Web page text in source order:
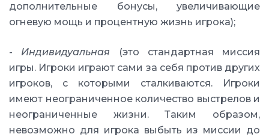
дополнительные бонусы, увеличивающие
огневую мощь и процентную жизнь игрока);
- Индивидуальная (это стандартная миссия
игры. Игроки играют сами за себя против других
игроков, с которыми сталкиваются. Игроки
имеют неограниченное количество выстрелов и
неограниченные жизни. Таким образом,
невозможно для игрока выбыть из миссии до